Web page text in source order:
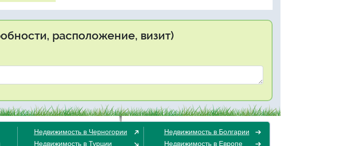
расположение, визит)
Недвижимость в Черногории
Недвижимость в Турции
Недвижимость в Болгарии
Недвижимость в Европе